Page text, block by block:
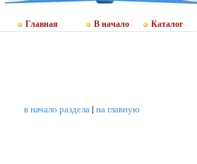
Главная В начало Каталог
в начало раздела| на главную